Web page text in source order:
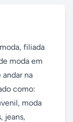
filiada
moda em
andar na
como:
moda
jeans,